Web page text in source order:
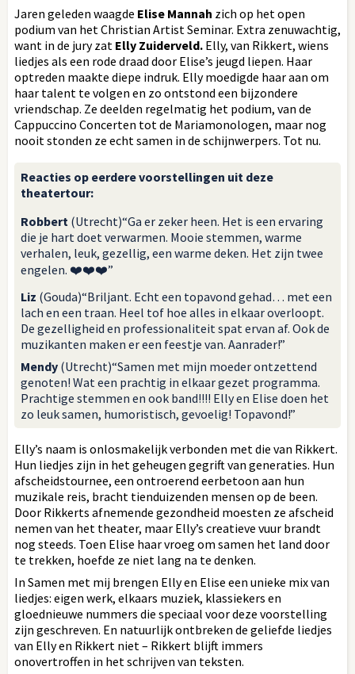
Jaren geleden waagde Elise Mannah zich op het open
podium van het Christian Artist Seminar. Extra zenuwachtig,
want in de jury zat Elly Zuiderveld. Elly, van Rikkert, wiens
liedjes als een rode draad door Elise’s jeugd liepen. Haar
optreden maakte diepe indruk. Elly moedigde haar aan om
haar talent te volgen en zo ontstond een bijzondere
vriendschap. Ze deelden regelmatig het podium, van de
Cappuccino Concerten tot de Mariamonologen, maar nog
nooit stonden ze echt samen in de schijnwerpers. Tot nu.
Reacties op eerdere voorstellingen uit deze
theatertour:
Robbert (Utrecht)“Ga er zeker heen. Het is een ervaring
die je hart doet verwarmen. Mooie stemmen, warme
verhalen, leuk, gezellig, een warme deken. Het zijn twee
engelen. ❤️❤️❤️”
Liz (Gouda)“Briljant. Echt een topavond gehad… met een
lach en een traan. Heel tof hoe alles in elkaar overloopt.
De gezelligheid en professionaliteit spat ervan af. Ook de
muzikanten maken er een feestje van. Aanrader!”
Mendy (Utrecht)“Samen met mijn moeder ontzettend
genoten! Wat een prachtig in elkaar gezet programma.
Prachtige stemmen en ook band!!!! Elly en Elise doen het
zo leuk samen, humoristisch, gevoelig! Topavond!”
Elly’s naam is onlosmakelijk verbonden met die van Rikkert.
Hun liedjes zijn in het geheugen gegrift van generaties. Hun
afscheidstournee, een ontroerend eerbetoon aan hun
muzikale reis, bracht tienduizenden mensen op de been.
Door Rikkerts afnemende gezondheid moesten ze afscheid
nemen van het theater, maar Elly’s creatieve vuur brandt
nog steeds. Toen Elise haar vroeg om samen het land door
te trekken, hoefde ze niet lang na te denken.
In Samen met mij brengen Elly en Elise een unieke mix van
liedjes: eigen werk, elkaars muziek, klassiekers en
gloednieuwe nummers die speciaal voor deze voorstelling
zijn geschreven. En natuurlijk ontbreken de geliefde liedjes
van Elly en Rikkert niet – Rikkert blijft immers
onovertroffen in het schrijven van teksten.